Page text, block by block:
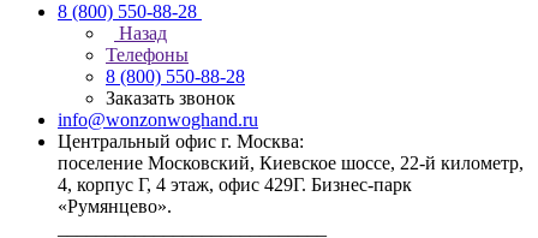
8 (800) 550-88-28
Назад
Телефоны
8 (800) 550-88-28
Заказать звонок
info@wonzonwoghand.ru
Центральный офис г. Москва:
поселение Московский, Киевское шоссе, 22-й километр,
4, корпус Г, 4 этаж, офис 429Г. Бизнес-парк
«Румянцево».